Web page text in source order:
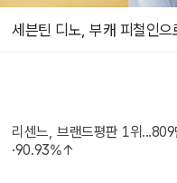
세븐틴 디노, 부캐 피철인
리센느, 브랜드평판 1위
·90.93%↑